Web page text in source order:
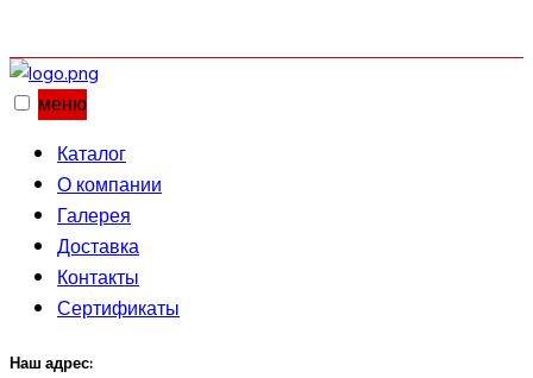
меню
Каталог
О компании
Галерея
Доставка
Контакты
Сертификаты
Наш адрес: